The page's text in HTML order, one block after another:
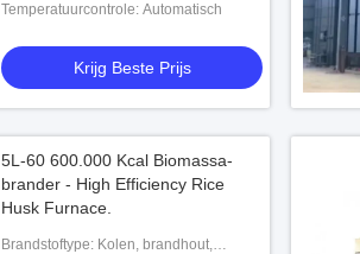
lucht verwarmen
Temperatuurcontrole: Automatisch
Krijg Beste Prijs
5L-60 600.000 Kcal Biomassa-
brander - High Efficiency Rice
Husk Furnace.
Brandstoftype: Kolen, brandhout,